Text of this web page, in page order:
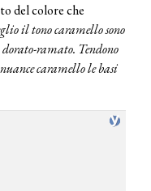
del colore che
il tono caramello sono
ramato. Tendono
caramello le basi